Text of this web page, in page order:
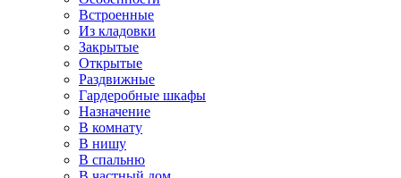
Встроенные
Из кладовки
Закрытые
Открытые
Раздвижные
Гардеробные шкафы
Назначение
В комнату
В нишу
В спальню